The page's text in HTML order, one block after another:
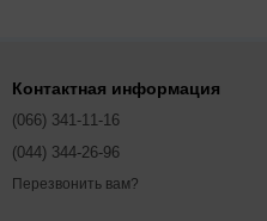
Контактная информация
(066) 341-11-16
(044) 344-26-96
Перезвонить вам?